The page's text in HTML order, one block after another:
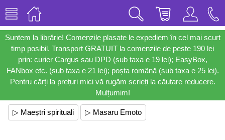
Suntem la librărie! Comenzile plasate le expediem în cel mai scurt
timp posibil. Transport GRATUIT la comenzile de peste 190 lei
prin: curier Cargus sau DPD (sub taxa e 19 lei); EasyBox,
FANbox etc. (sub taxa e 21 lei); poșta română (sub taxa e 25 lei).
Pentru cărți la prețuri mici vă rugăm scrieți la căutare reducere.
Mulțumim!
▷ Maeștri spirituali ▷ Masaru Emoto